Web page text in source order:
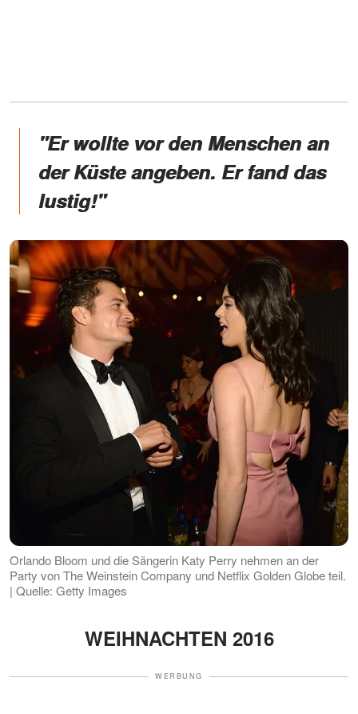
"Er wollte vor den Menschen an
der Küste angeben. Er fand das
lustig!"
Orlando Bloom und die Sängerin Katy Perry nehmen an der
Party von The Weinstein Company und Netflix Golden Globe teil.
| Quelle: Getty Images
WEIHNACHTEN 2016
WERBUNG